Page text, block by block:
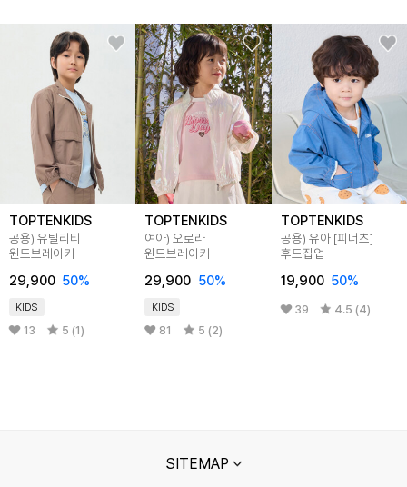
TOPTENKIDS
공용) 유틸리티
윈드브레이커
29,900 50%
KIDS
13 5 (1)
TOPTENKIDS
여아) 오로라
윈드브레이커
29,900 50%
KIDS
81 5 (2)
TOPTENKIDS
공용) 유아 [피너츠]
후드집업
19,900 50%
39 4.5 (4)
SITEMAP